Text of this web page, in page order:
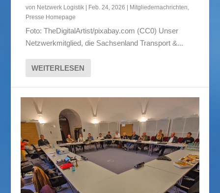
von Netzwerk Logistik Feb. 24, 2026 Mitgliedernachrichten,
Presse Homepage
Foto: TheDigitalArtist/pixabay.com (CC0) Unser
Netzwerkmitglied, die Sachsenland Transport &...
WEITERLESEN